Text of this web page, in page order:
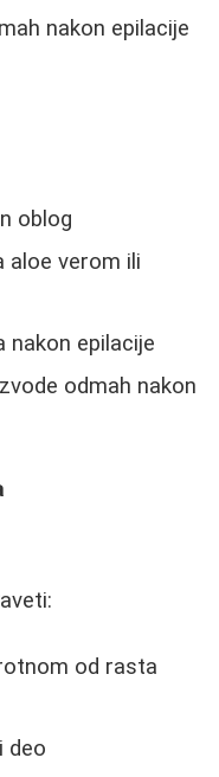
nakon epilacije
oblog
aloe verom ili
nakon epilacije
odmah nakon
od rasta
deo